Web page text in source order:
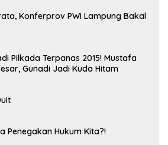
Konferprov PWI Lampung Bakal
Pilkada Terpanas 2015! Mustafa
Gunadi Jadi Kuda Hitam
Penegakan Hukum Kita?!